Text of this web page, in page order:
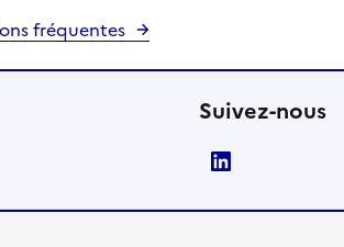
fréquentes
Suivez-nous